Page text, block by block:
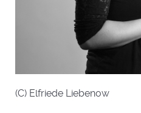
(C) Elfriede Liebenow